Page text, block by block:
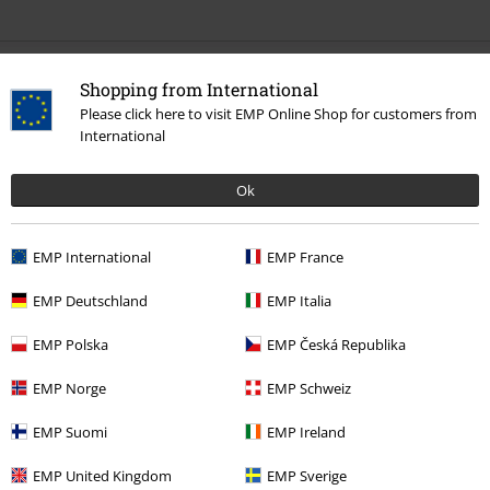
Shopping from International
Please click here to visit EMP Online Shop for customers from
International
Ok
EMP International EMP France
EMP Deutschland EMP Italia
EMP Polska EMP Česká Republika
EMP Norge EMP Schweiz
EMP Suomi EMP Ireland
EMP United Kingdom EMP Sverige
Meer categorieën. Meer opties.
Kleding T-shirts en tops
Kledingmerken Psycholab